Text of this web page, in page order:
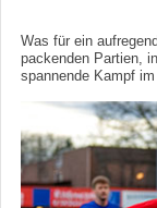
Was für ein
packenden Partien,
spannende Kampf